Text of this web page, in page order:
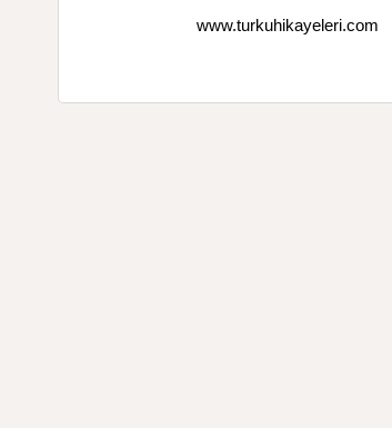
www.turkuhikayeleri.com